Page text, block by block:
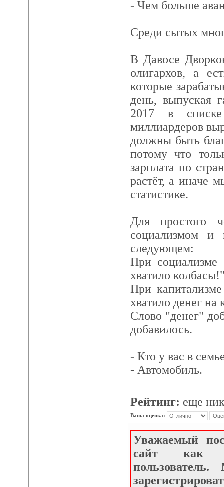
- Чем больше
Среди сытых
В Давосе
олигархов, а
которые
день, выпуская
2017 в
миллиардеров
должны быть
потому что
зарплата по
растёт, а иначе
статистике.
Для простого
социализмом и
следующем:
При
хватило
При
хватило денег на
Слово "денег"
добавилось.
- Кто у вас в
- Автомобиль.
Рейтинг: еще
Ваша оценка:
Уважаемый
сайт как